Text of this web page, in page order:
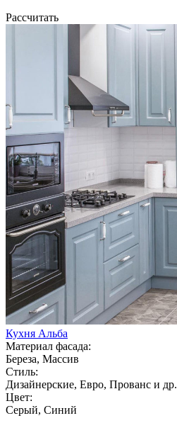
Рассчитать
Кухня Альба
Материал фасада:
Береза, Массив
Стиль:
Дизайнерские, Евро, Прованс и др.
Цвет:
Серый, Синий